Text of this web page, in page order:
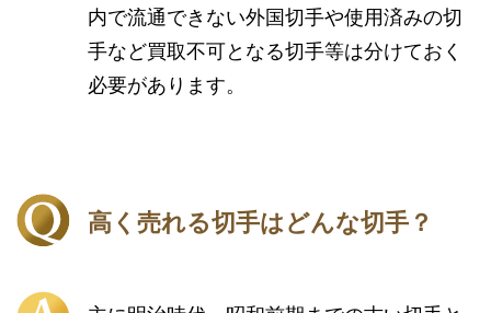
内で流通できない外国切手や使用済みの切
手など買取不可となる切手等は分けておく
必要があります。
高く売れる切手はどんな切手？